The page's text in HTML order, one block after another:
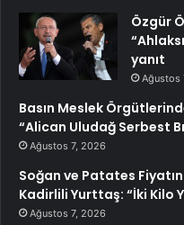
Özgür
yanıt
Ağustos
Basın Meslek
“Alican Uludağ Serbest
Ağustos 7, 2026
Soğan ve Patates
Kadirlili Yurttaş: “İki Kilo
Ağustos 7, 2026